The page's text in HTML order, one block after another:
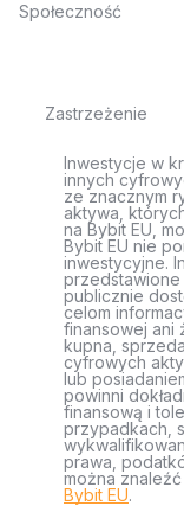
Społeczność
Zastrzeżenie
Inwestycje w
innych
ze znacznym
aktywa,
na Bybit EU,
Bybit EU nie
inwestycyjne.
przedstawione
publicznie
celom
finansowej ani
kupna,
cyfrowych
lub
powinni
finansową i
przypadkach,
prawa,
można
Bybit EU.